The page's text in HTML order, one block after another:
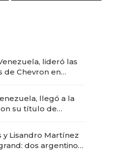
lideró las
de Chevron en
llegó a la
su título de
premium"
y Lisandro Martínez
dos argentinos